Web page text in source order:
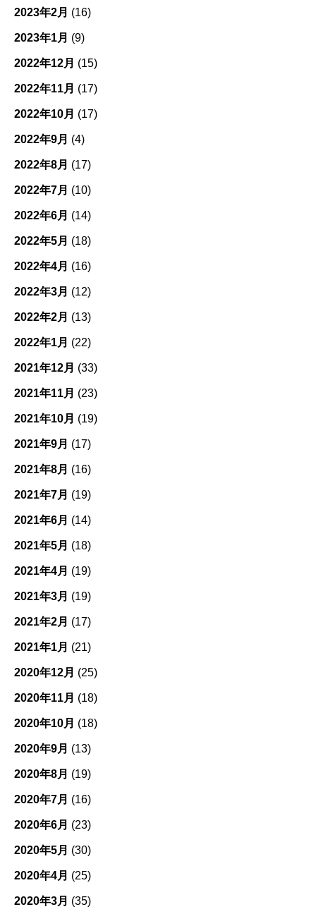
2023年2月 (16)
2023年1月 (9)
2022年12月 (15)
2022年11月 (17)
2022年10月 (17)
2022年9月 (4)
2022年8月 (17)
2022年7月 (10)
2022年6月 (14)
2022年5月 (18)
2022年4月 (16)
2022年3月 (12)
2022年2月 (13)
2022年1月 (22)
2021年12月 (33)
2021年11月 (23)
2021年10月 (19)
2021年9月 (17)
2021年8月 (16)
2021年7月 (19)
2021年6月 (14)
2021年5月 (18)
2021年4月 (19)
2021年3月 (19)
2021年2月 (17)
2021年1月 (21)
2020年12月 (25)
2020年11月 (18)
2020年10月 (18)
2020年9月 (13)
2020年8月 (19)
2020年7月 (16)
2020年6月 (23)
2020年5月 (30)
2020年4月 (25)
2020年3月 (35)